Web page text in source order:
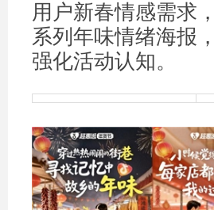
用户新春情感需求
系列年味情绪海报
强化活动认知。